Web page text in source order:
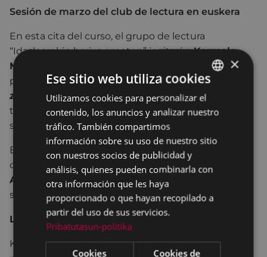
Sesión de marzo del club de lectura en euskera
En esta cita del curso, el grupo de lectura
“Idazlearekin harixa emoten” invitará aKarmele
Mitxelena Etxebeste
, que estará con nosotros/as
para hablar sobre su libroZoriona, edo antzeko
zerbait
, por lo que tendremos ocasión de hacer
todas las preguntas y comentarios que queramos
sobre el mismo.
En esta actividad que se lleva a cabo en
colaboración con etakitto Euskara Elkartea
Ainhoa Aldazabalserá la encargada de dirigir la
sesión.
La autora
Karmele Mitxelena Etxebeste (Oiartzun, 1988) es
BASQUE
SPANISH
×
Ese sitio web utiliza cookies
Utilizamos cookies para personalizar el
contenido, los anuncios y analizar nuestro
tráfico. También compartimos
información sobre su uso de nuestro sitio
con nuestros socios de publicidad y
análisis, quienes pueden combinarla con
otra información que les haya
proporcionado o que hayan recopilado a
partir del uso de sus servicios.
Pribatutasun-politika
Cookies
Cookies de